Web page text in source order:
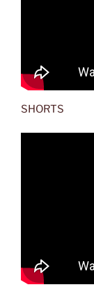
SHORTS